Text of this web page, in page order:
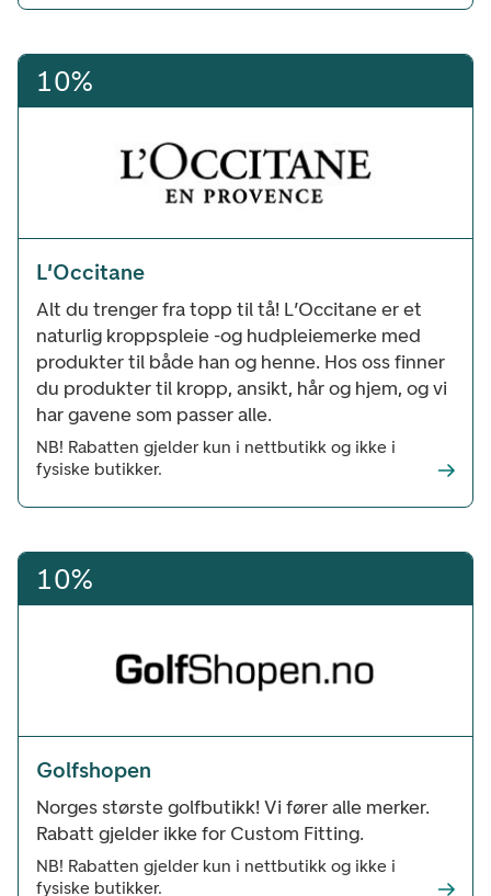
10%
L'Occitane
Alt du trenger fra topp til tå! L’Occitane er et
naturlig kroppspleie -og hudpleiemerke med
produkter til både han og henne. Hos oss finner
du produkter til kropp, ansikt, hår og hjem, og vi
har gavene som passer alle.
NB! Rabatten gjelder kun i nettbutikk og ikke i
fysiske butikker.
10%
Golfshopen
Norges største golfbutikk! Vi fører alle merker.
Rabatt gjelder ikke for Custom Fitting.
NB! Rabatten gjelder kun i nettbutikk og ikke i
fysiske butikker.